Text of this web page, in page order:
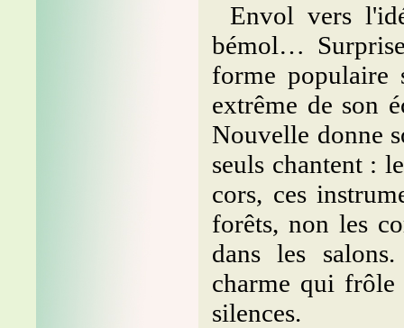
Envol vers
bémol…
forme populaire
extrême de son
Nouvelle donne
seuls chantent :
cors, ces
forêts, non les
dans les
charme qui frôle
silences.